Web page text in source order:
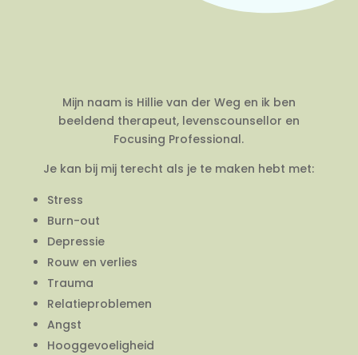
Mijn naam is Hillie van der Weg en ik ben
beeldend therapeut, levenscounsellor en
Focusing Professional.
Je kan bij mij terecht als je te maken hebt met:
Stress
Burn-out
Depressie
Rouw en verlies
Trauma
Relatieproblemen
Angst
Hooggevoeligheid